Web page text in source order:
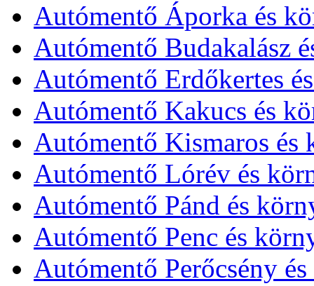
Autómentő Áporka és
Autómentő Budakalász
Autómentő Erdőkertes
Autómentő Kakucs és
Autómentő Kismaros és
Autómentő Lórév és
Autómentő Pánd és
Autómentő Penc és
Autómentő Perőcsény